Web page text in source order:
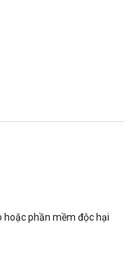
hoặc phần mềm độc hại